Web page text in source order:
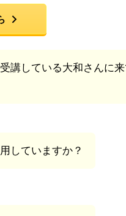
講している大和さんに
していますか？